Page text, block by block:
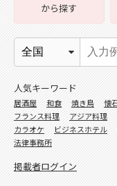
から探す
人気キーワード
居酒屋 和食 焼き鳥 懐
フランス料理
アジア料理
カラオケ
ビジネスホテル
法律事務所
掲載者ログイン